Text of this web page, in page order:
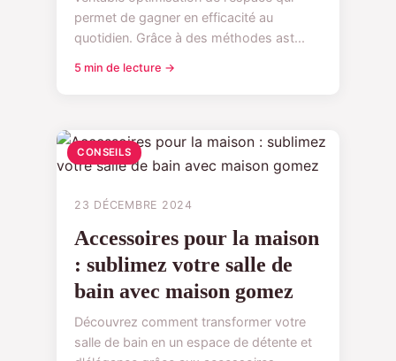
permet de gagner en efficacité au
quotidien. Grâce à des méthodes ast...
5 min de lecture →
CONSEILS
23 DÉCEMBRE 2024
Accessoires pour la maison
: sublimez votre salle de
bain avec maison gomez
Découvrez comment transformer votre
salle de bain en un espace de détente et